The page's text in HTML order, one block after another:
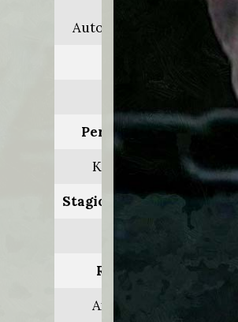
Autobahnpolizei
Personaggio:
Karl Steeg
Stagione.Episodio:
Regia di:
Axel Barth